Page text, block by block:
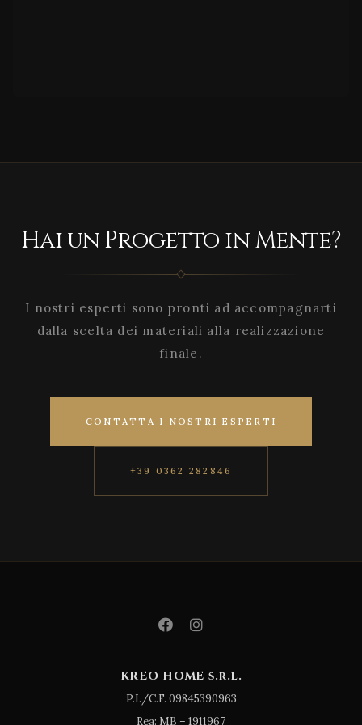
Hai un Progetto in Mente?
I nostri esperti sono pronti ad accompagnarti
dalla scelta dei materiali alla realizzazione
finale.
CONTATTA I NOSTRI ESPERTI
+39 0362 282846
KREO HOME s.r.l.
P.I./C.F. 09845390963
Rea: MB – 1911967